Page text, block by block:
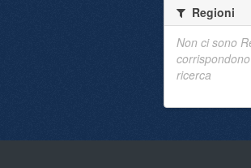
Regioni
Non ci sono
ricerca